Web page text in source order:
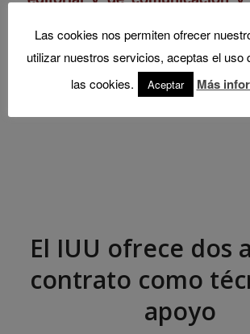
termina el 7 de julio
Read more
El IUU ofrece dos
contrato como
apoyo
Las cookies nos permiten ofrecer
utilizar nuestros servicios, aceptas el uso
las cookies.
Aceptar Más